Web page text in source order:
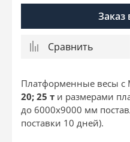
Заказ
Сравнить
Платформенные весы с
20; 25 т и размерами
до 6000х9000 мм
поставки 10 дней).